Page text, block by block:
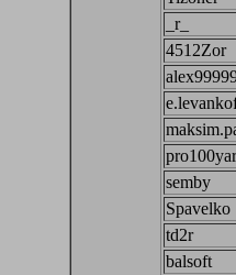
_r_
4512Zor
semby
Spavelko
td2r
balsoft